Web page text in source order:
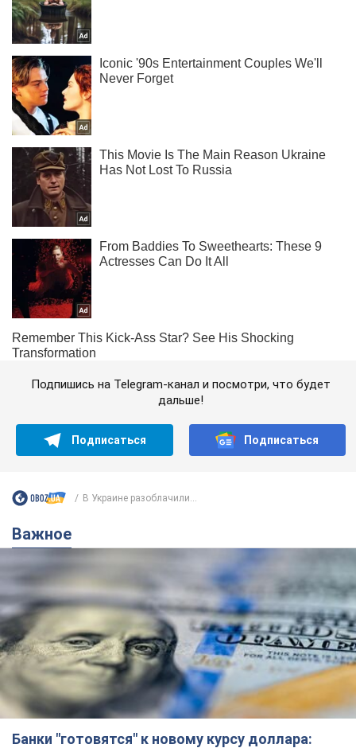
Подпишись на Telegram-канал и посмотри, что будет
дальше!
Подписаться Подписаться
В Украине разоблачили...
Важное
Банки "готовятся" к новому курсу доллара: